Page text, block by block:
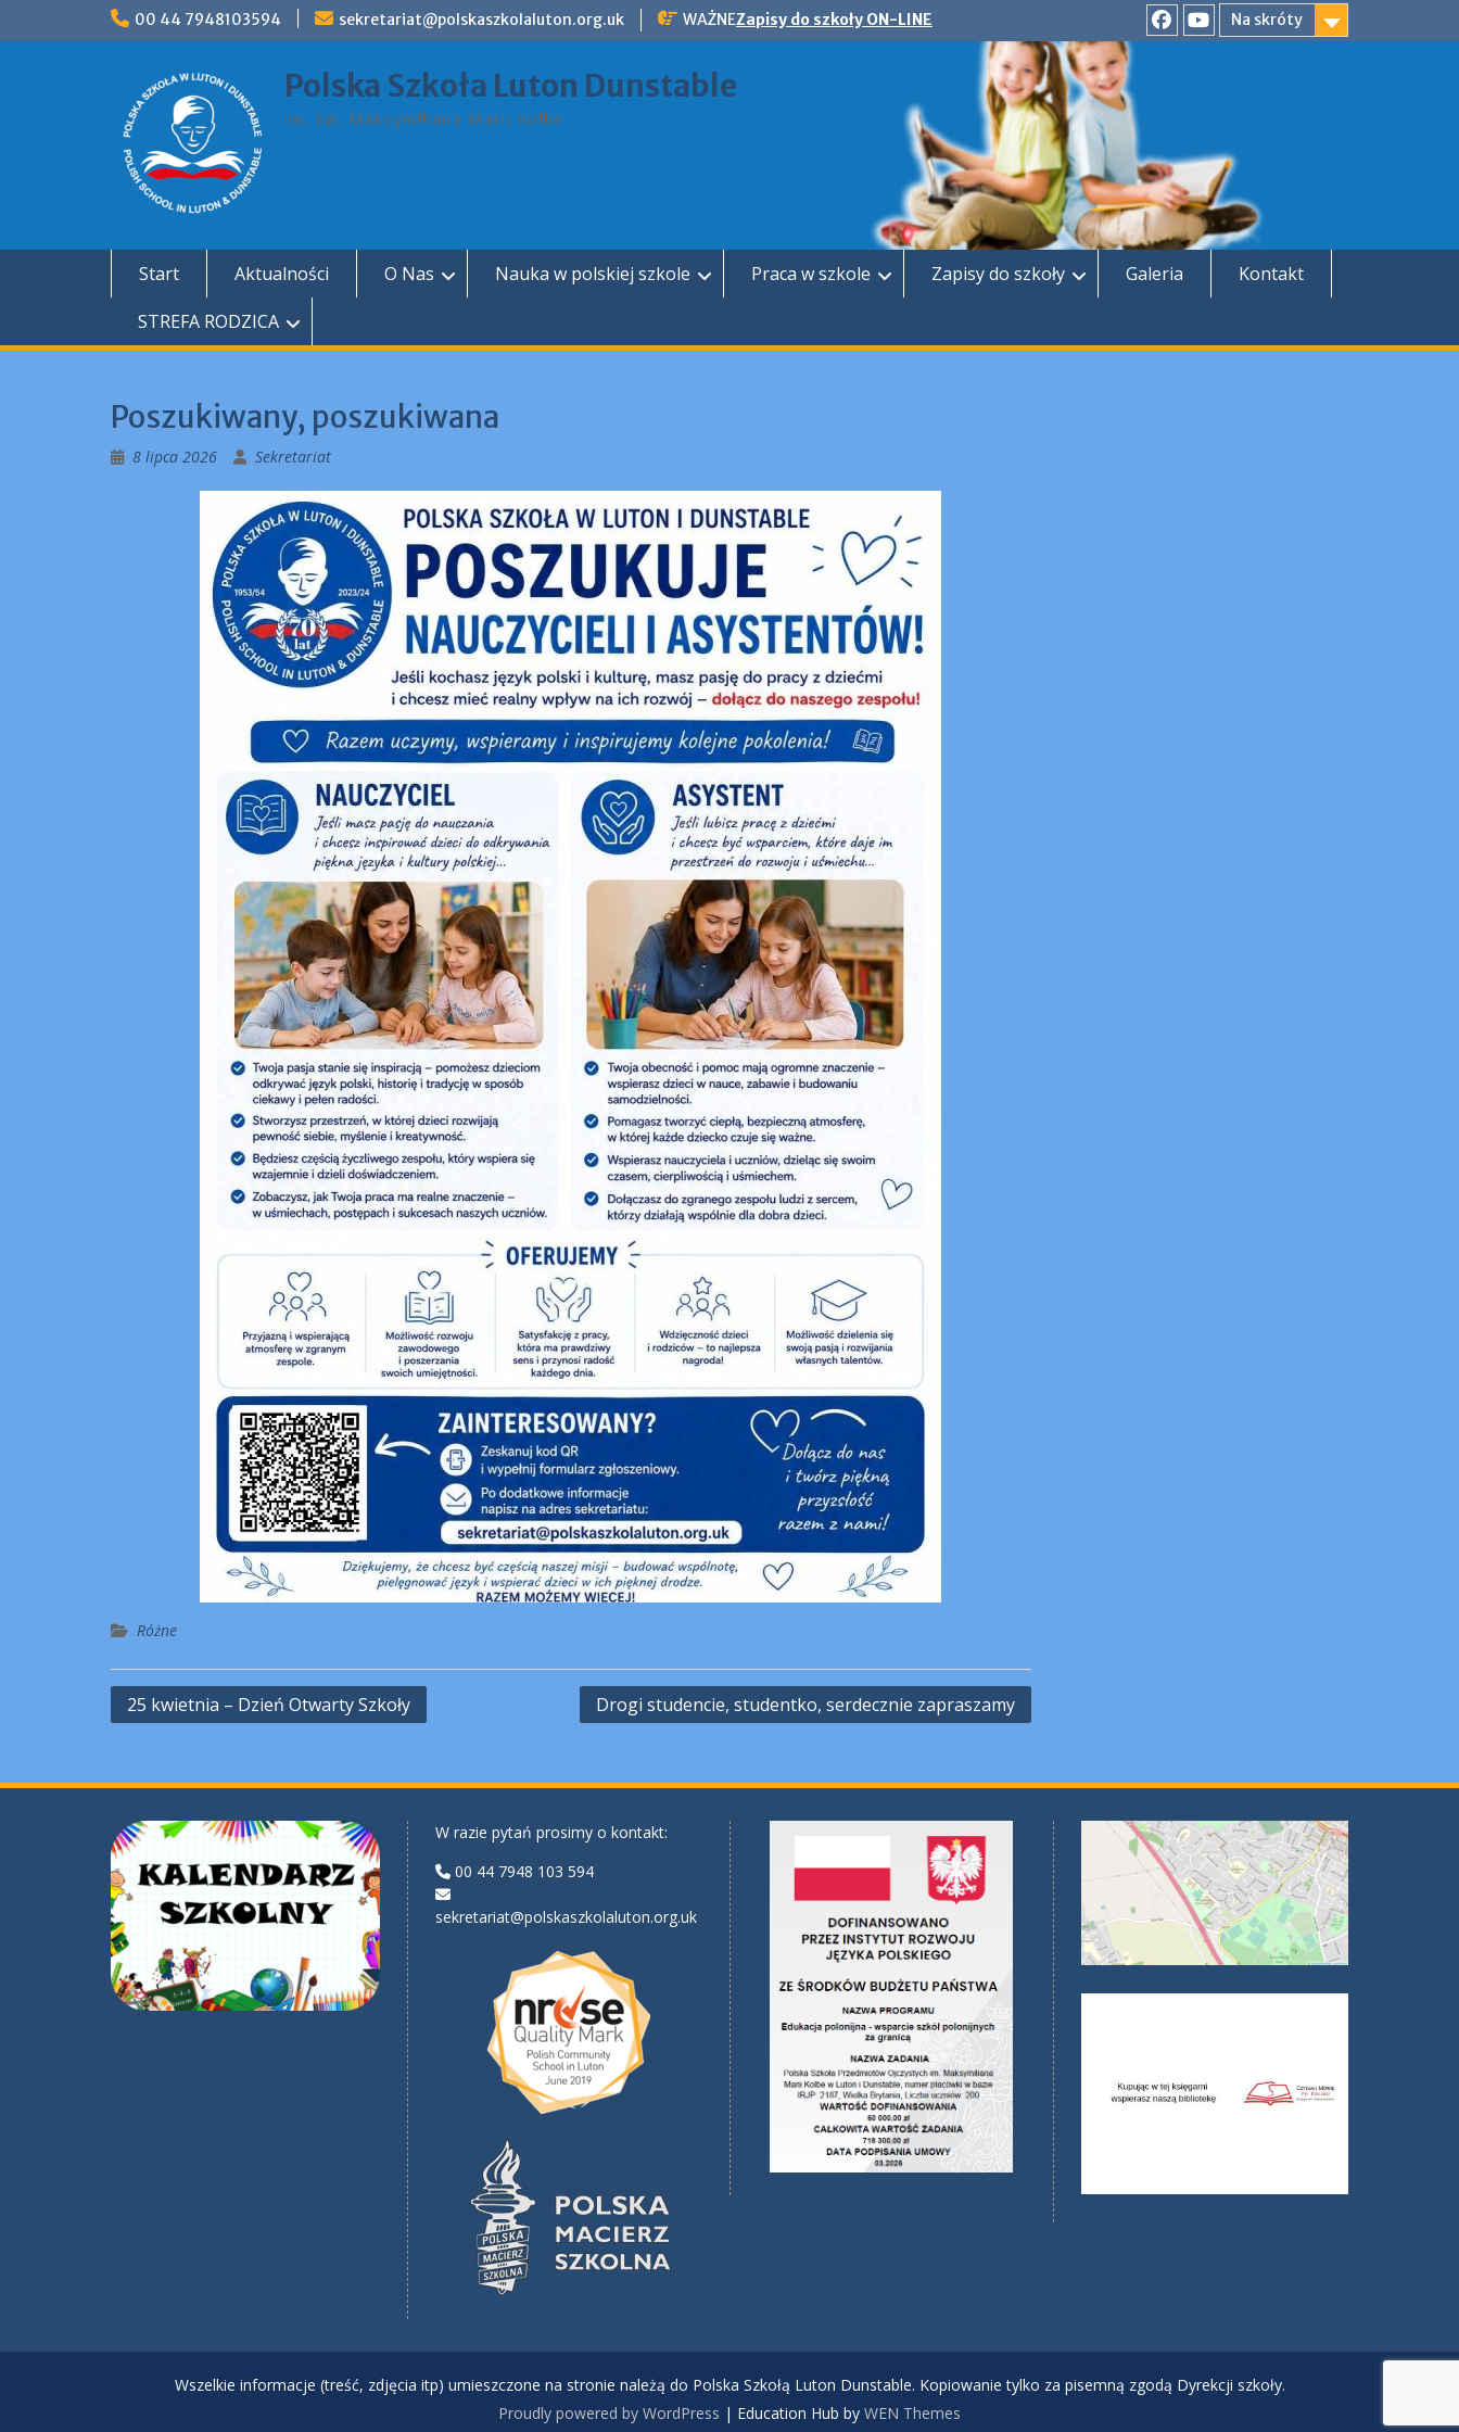
00 44 7948103594 sekretariat@polskaszkolaluton.org.uk WAŻNEZapisy do szkoły ON-LINE
Na skróty
FacebookYouTube
Polska Szkoła Luton Dunstable
im. św. Maksymiliana Marii Kolbe
Start Aktualności O Nas Nauka w polskiej szkole Praca w szkole Zapisy do szkoły Galeria
Kontakt
STREFA RODZICA
Poszukiwany, poszukiwana
8 lipca 2026 Sekretariat
Różne
Nawigacja
25 kwietnia – Dzień Otwarty Szkoły Drogi studencie, studentko, serdecznie zapraszamy
W razie pytań prosimy o kontakt:
00 44 7948 103 594
sekretariat@polskaszkolaluton.org.uk
Wszelkie informacje (treść, zdjęcia itp) umieszczone na stronie należą do Polska Szkołą Luton Dunstable. Kopiowanie tylko za pisemną zgodą Dyrekcji szkoły.
Proudly powered by WordPress | Education Hub by WEN Themes